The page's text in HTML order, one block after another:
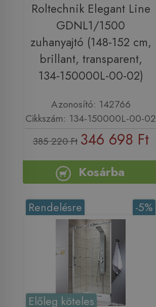
Roltechnik Elegant Line
GDNL1/1500
zuhanyajtó (148-152 cm,
brillant, transparent,
134-150000L-00-02)
Azonosító: 142766
Cikkszám: 134-150000L-00-02
385 220 Ft 346 698 Ft
Kosárba
-5%
Rendelésre
Előleg köteles